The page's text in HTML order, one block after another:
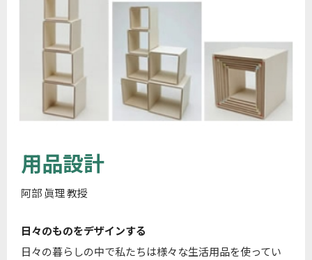
用品設計
阿部 眞理 教授
日々のものをデザインする
日々の暮らしの中で私たちは様々な生活用品を使ってい